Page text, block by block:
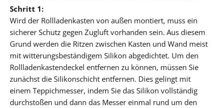
Schritt 1:
Wird der Rollladenkasten von außen montiert, muss ein
sicherer Schutz gegen Zugluft vorhanden sein. Aus diesem
Grund werden die Ritzen zwischen Kasten und Wand meist
mit witterungsbeständigem Silikon abgedichtet. Um den
Rollladenkastendeckel entfernen zu können, müssen Sie
zunächst die Silikonschicht entfernen. Dies gelingt mit
einem Teppichmesser, indem Sie das Silikon vollständig
durchstoßen und dann das Messer einmal rund um den